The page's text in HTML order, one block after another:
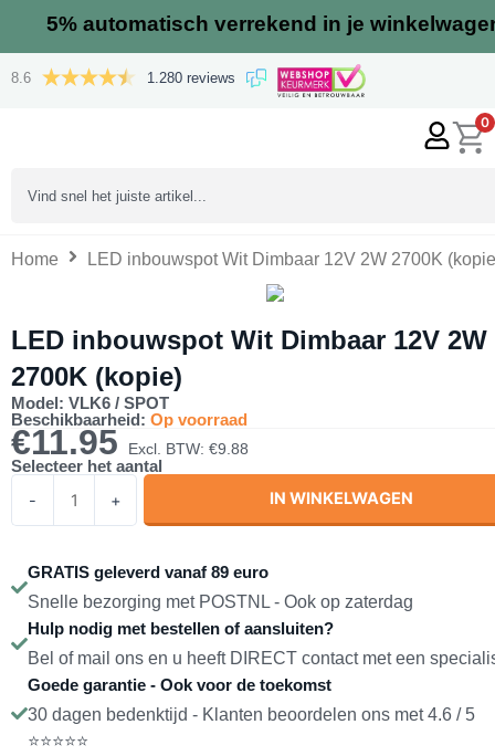
inhoud
5% automatisch verrekend in je
8.6 1.280 reviews
0
Home LED inbouwspot Wit Dimbaar 12V 2W 2700K
LED inbouwspot Wit Dimbaar 12V 2W
2700K (kopie)
Model: VLK6 / SPOT
Beschikbaarheid: Op voorraad
€11.95 Excl. BTW: €9.88
Selecteer het aantal
-
Dimbaar
12V
2W
2700K
+ IN WINKELWAGEN
GRATIS geleverd vanaf 89 euro
Snelle bezorging met POSTNL - Ook op zaterdag
Hulp nodig met bestellen of aansluiten?
Bel of mail ons en u heeft DIRECT contact met een
Goede garantie - Ook voor de toekomst
30 dagen bedenktijd - Klanten beoordelen ons met 4.6 / 5
⭐⭐⭐⭐⭐